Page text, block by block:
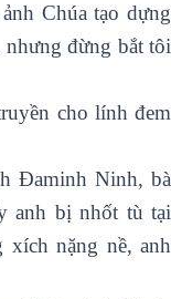
Chúa tạo dựng
đừng bắt tôi
cho lính đem
Đaminh Ninh, bà
anh bị nhốt tù tại
nặng nề, anh